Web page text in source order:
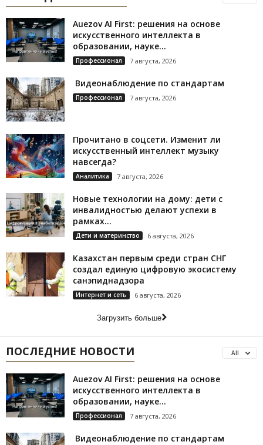
Auezov AI First: решения на основе
искусственного интеллекта в
образовании, науке...
Профессионал 7 августа, 2026
Видеонаблюдение по стандартам
Профессионал 7 августа, 2026
Прочитано в соцсети. Изменит ли
искусственный интеллект музыку
навсегда?
Аналитика 7 августа, 2026
Новые технологии на дому: дети с
инвалидностью делают успехи в
рамках...
Дети и материнство 6 августа, 2026
Казахстан первым среди стран СНГ
создал единую цифровую экосистему
санэпиднадзора
Интернет и сеть 6 августа, 2026
Загрузить больше
ПОСЛЕДНИЕ НОВОСТИ All
Auezov AI First: решения на основе
искусственного интеллекта в
образовании, науке...
Профессионал 7 августа, 2026
Видеонаблюдение по стандартам